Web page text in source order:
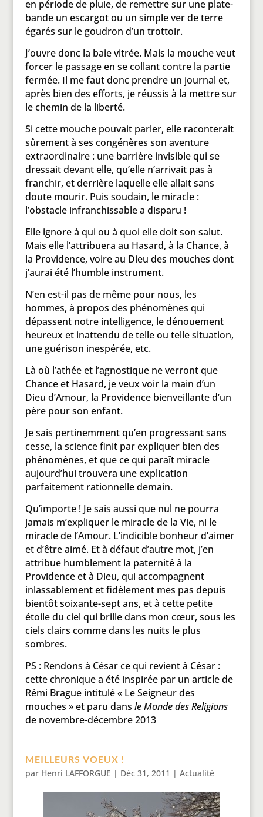
en période de pluie, de remettre sur une plate-
bande un escargot ou un simple ver de terre
égarés sur le goudron d’un trottoir.
J’ouvre donc la baie vitrée. Mais la mouche veut
forcer le passage en se collant contre la partie
fermée. Il me faut donc prendre un journal et,
après bien des efforts, je réussis à la mettre sur
le chemin de la liberté.
Si cette mouche pouvait parler, elle raconterait
sûrement à ses congénères son aventure
extraordinaire : une barrière invisible qui se
dressait devant elle, qu’elle n’arrivait pas à
franchir, et derrière laquelle elle allait sans
doute mourir. Puis soudain, le miracle :
l’obstacle infranchissable a disparu !
Elle ignore à qui ou à quoi elle doit son salut.
Mais elle l’attribuera au Hasard, à la Chance, à
la Providence, voire au Dieu des mouches dont
j’aurai été l’humble instrument.
N’en est-il pas de même pour nous, les
hommes, à propos des phénomènes qui
dépassent notre intelligence, le dénouement
heureux et inattendu de telle ou telle situation,
une guérison inespérée, etc.
Là où l’athée et l’agnostique ne verront que
Chance et Hasard, je veux voir la main d’un
Dieu d’Amour, la Providence bienveillante d’un
père pour son enfant.
Je sais pertinemment qu’en progressant sans
cesse, la science finit par expliquer bien des
phénomènes, et que ce qui paraît miracle
aujourd’hui trouvera une explication
parfaitement rationnelle demain.
Qu’importe ! Je sais aussi que nul ne pourra
jamais m’expliquer le miracle de la Vie, ni le
miracle de l’Amour. L’indicible bonheur d’aimer
et d’être aimé. Et à défaut d’autre mot, j’en
attribue humblement la paternité à la
Providence et à Dieu, qui accompagnent
inlassablement et fidèlement mes pas depuis
bientôt soixante-sept ans, et à cette petite
étoile du ciel qui brille dans mon cœur, sous les
ciels clairs comme dans les nuits le plus
sombres.
PS : Rendons à César ce qui revient à César :
cette chronique a été inspirée par un article de
Rémi Brague intitulé « Le Seigneur des
mouches » et paru dans le Monde des Religions
de novembre-décembre 2013
MEILLEURS VOEUX !
par Henri LAFFORGUE | Déc 31, 2011 | Actualité